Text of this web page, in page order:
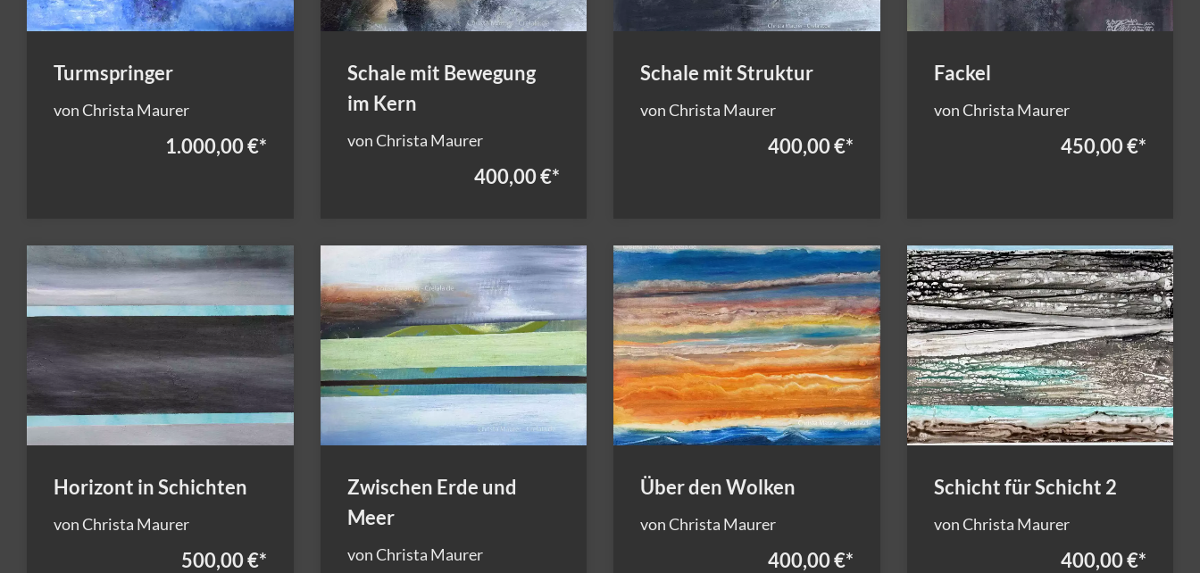
Turmspringer
von Christa Maurer
1.000,00 €*
Schale mit Bewegung
im Kern
von Christa Maurer
400,00 €*
Schale mit Struktur
von Christa Maurer
400,00 €*
Fackel
von Christa Maurer
450,00 €*
Horizont in Schichten
von Christa Maurer
500,00 €*
Zwischen Erde und
Meer
von Christa Maurer
Über den Wolken
von Christa Maurer
400,00 €*
Schicht für Schicht 2
von Christa Maurer
400,00 €*